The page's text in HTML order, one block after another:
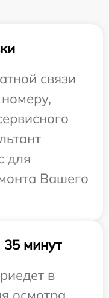
связи
для
Вашего
минут
в